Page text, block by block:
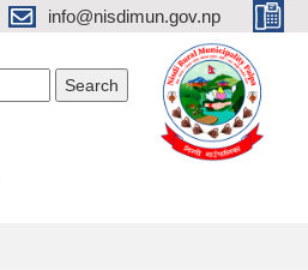
info@nisdimun.gov.np